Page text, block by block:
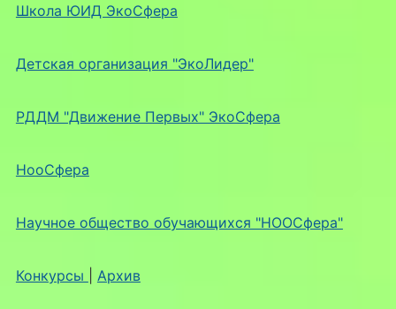
Школа ЮИД ЭкоСфера
Детская организация "ЭкоЛидер"
РДДМ "Движение Первых" ЭкоСфера
НооСфера
Научное общество обучающихся "НООСфера"
Конкурсы Архив